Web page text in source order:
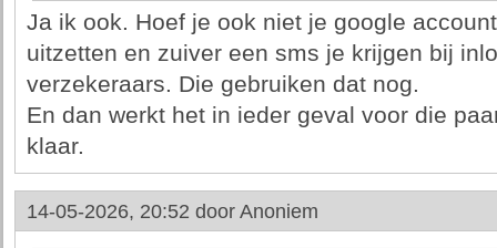
Ja ik ook. Hoef je ook niet je google
uitzetten en zuiver een sms je krijgen bij
verzekeraars. Die gebruiken dat nog.
En dan werkt het in ieder geval voor die
klaar.
14-05-2026, 20:52 door Anoniem